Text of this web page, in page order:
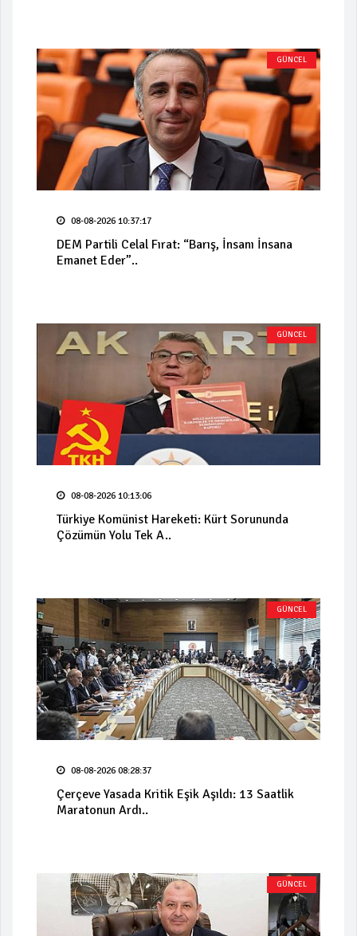
GÜNCEL
08-08-2026 10:37:17
DEM Partili Celal Fırat: “Barış, İnsanı İnsana
Emanet Eder”..
GÜNCEL
08-08-2026 10:13:06
Türkiye Komünist Hareketi: Kürt Sorununda
Çözümün Yolu Tek A..
GÜNCEL
08-08-2026 08:28:37
Çerçeve Yasada Kritik Eşik Aşıldı: 13 Saatlik
Maratonun Ardı..
GÜNCEL